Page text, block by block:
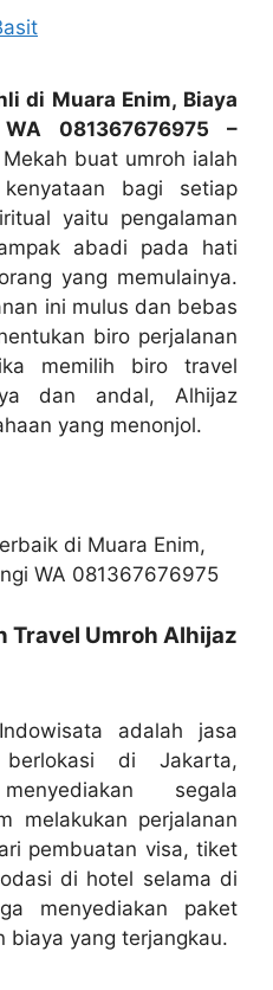
di Muara Enim, Biaya
081367676975 –
buat umroh ialah
bagi setiap
yaitu pengalaman
abadi pada hati
yang memulainya.
ini mulus dan bebas
biro perjalanan
memilih biro travel
dan andal, Alhijaz
yang menonjol.
Travel Umroh Alhijaz
adalah jasa
di Jakarta,
segala
melakukan perjalanan
pembuatan visa, tiket
di hotel selama di
menyediakan paket
biaya yang terjangkau.